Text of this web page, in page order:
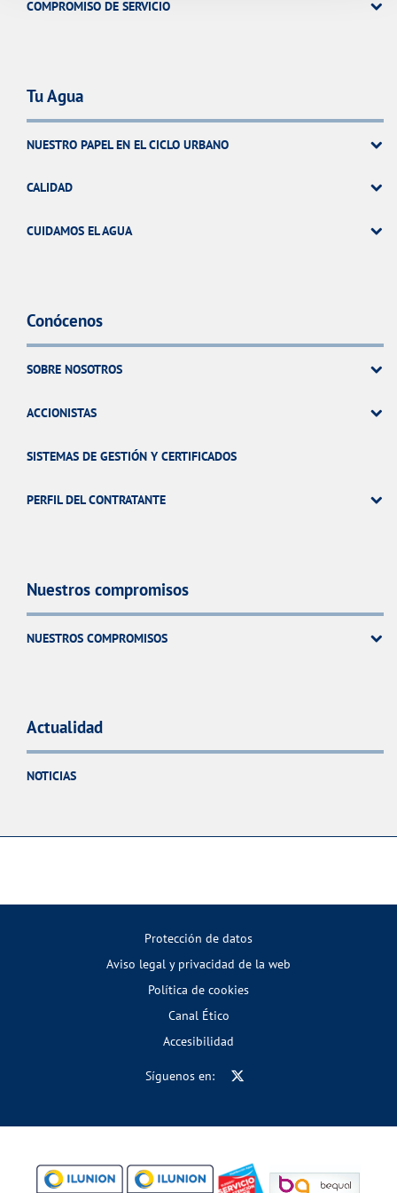
COMPROMISO DE SERVICIO
Tu Agua
NUESTRO PAPEL EN EL CICLO URBANO
CALIDAD
CUIDAMOS EL AGUA
Conócenos
SOBRE NOSOTROS
ACCIONISTAS
SISTEMAS DE GESTIÓN Y CERTIFICADOS
PERFIL DEL CONTRATANTE
Nuestros compromisos
NUESTROS COMPROMISOS
Actualidad
NOTICIAS
Protección de datos
Aviso legal y privacidad de la web
Política de cookies
Canal Ético
Accesibilidad
Síguenos en: